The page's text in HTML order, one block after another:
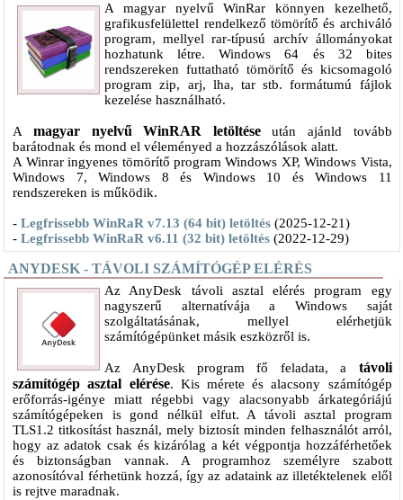
A magyar nyelvű WinRar könnyen kezelhető,
grafikusfelülettel rendelkező tömörítő és archiváló
program, mellyel rar-típusú archív állományokat
hozhatunk létre. Windows 64 és 32 bites
rendszereken futtatható tömörítő és kicsomagoló
program zip, arj, lha, tar stb. formátumú fájlok
kezelése használható.
A magyar nyelvű WinRAR letöltéseután ajánld tovább
barátodnak és mond el véleményed a hozzászólások alatt.
A Winrar ingyenes tömörítő program Windows XP, Windows Vista,
Windows 7, Windows 8 és Windows 10 és Windows 11
rendszereken is működik.
-Legfrissebb WinRaR v7.13 (64 bit) letöltés (2025-12-21)
-Legfrissebb WinRaR v6.11 (32 bit) letöltés (2022-12-29)
ANYDESK - TÁVOLI SZÁMÍTÓGÉP ELÉRÉS
​Az AnyDesk távoli asztal elérés program egy
nagyszerű alternatívája a Windows saját
szolgáltatásának, mellyel elérhetjük
számítógépünket másik eszközről is.
Az AnyDesk program fő feladata, a távoli
számítógép asztal elérése. Kis mérete és alacsony számítógép
erőforrás-igénye miatt régebbi vagy alacsonyabb árkategóriájú
számítógépeken is gond nélkül elfut. A távoli asztal program
TLS1.2 titkosítást használ, mely biztosít minden felhasználót arról,
hogy az adatok csak és kizárólag a két végpontja hozzáférhetőek
és biztonságban vannak. A programhoz személyre szabott
azonosítóval férhetünk hozzá, így az adataink az illetéktelenek elől
is rejtve maradnak.